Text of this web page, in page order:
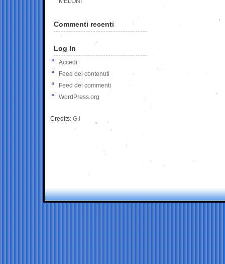
Commenti recenti
Log In
Accedi
Feed dei contenuti
Feed dei commenti
WordPress.org
Credits: G.I